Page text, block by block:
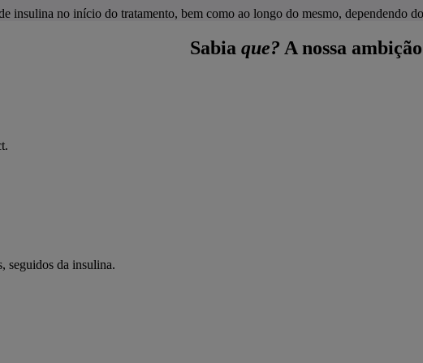
insulina no início do tratamento, bem como ao longo do mesmo, dependendo
Sabia que? A nossa ambição
seguidos da insulina.